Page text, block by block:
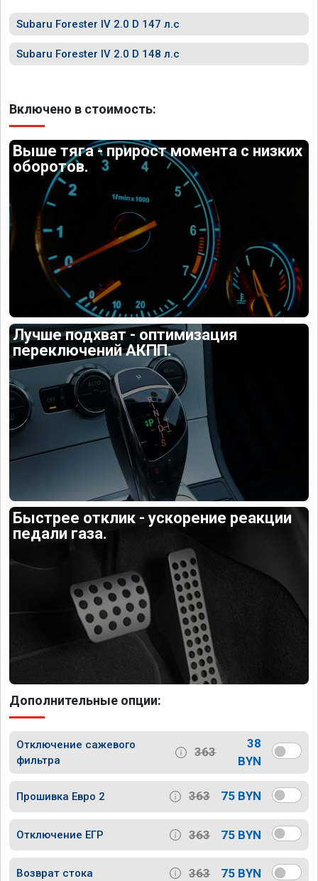
Subaru Forester IV 2.0 D 147 л.с
Subaru Forester IV 2.0 D 148 л.с
Включено в стоимость:
Выше тяга - прирост момента с низких
оборотов.
Лучше подхват - оптимизация
переключений АКПП.
Быстрее отклик - ускорение реакции
педали газа.
Дополнительные опции:
Отключение сажевого
фильтра
363
38
BYN
Прошивка Евро 2 363 75 BYN
Отключение ЕГР 363 75 BYN
Возврат стока 363 75 BYN